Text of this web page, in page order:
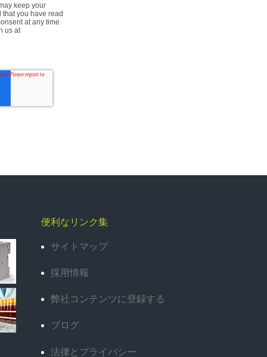
keep your
you have read
at any time
us at
便利なリンク集
サイトマップ
採用情報
弊社コンテンツに登録する
ブログ
法律とプライバシー